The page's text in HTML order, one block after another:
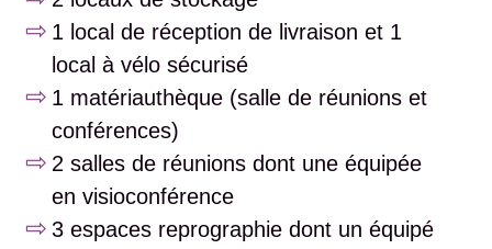
1 local de réception de livraison et 1
local à vélo sécurisé
1 matériauthèque (salle de réunions et
conférences)
2 salles de réunions dont une équipée
en visioconférence
3 espaces reprographie dont un équipé